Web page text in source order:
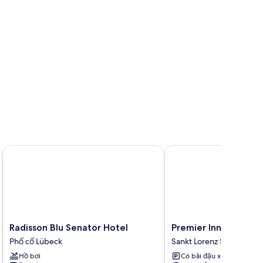
Radisson
Blu
Senator
Hotel
Radisson Blu Senator Hotel
Phố cổ Lübeck
Hồ bơi
Radisson Blu Senator Hotel
Premier
Inn
Lübeck
City
Premier Inn Lübeck
Sankt Lorenz Sud
Có bãi đậu xe
Premier Inn Lübeck